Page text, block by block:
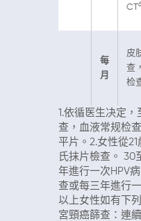
CT6
每
月
皮
查
检
1.依循医生决定
查，血液常规检
平片。2.女性從
氏抹片檢查。 30
年進行一次HPV
查或每三年進行
以上女性如有下
宮頸癌篩查：連